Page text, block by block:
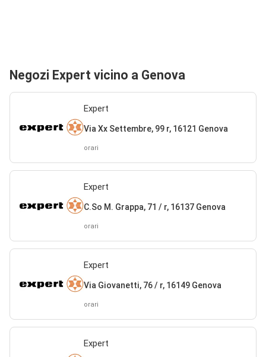
Negozi Expert vicino a Genova
Expert
Via Xx Settembre, 99 r, 16121 Genova
orari
Expert
C.So M. Grappa, 71 / r, 16137 Genova
orari
Expert
Via Giovanetti, 76 / r, 16149 Genova
orari
Expert